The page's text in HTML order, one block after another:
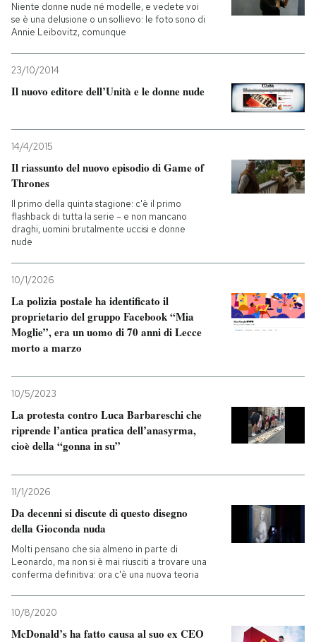
Niente donne nude né modelle, e vedete voi
se è una delusione o un sollievo: le foto sono di
Annie Leibovitz, comunque
23/10/2014
Il nuovo editore dell’Unità e le donne nude
14/4/2015
Il riassunto del nuovo episodio di Game of
Thrones
Il primo della quinta stagione: c'è il primo
flashback di tutta la serie – e non mancano
draghi, uomini brutalmente uccisi e donne
nude
10/1/2026
La polizia postale ha identificato il
proprietario del gruppo Facebook “Mia
Moglie”, era un uomo di 70 anni di Lecce
morto a marzo
10/5/2023
La protesta contro Luca Barbareschi che
riprende l’antica pratica dell’anasyrma,
cioè della “gonna in su”
11/1/2026
Da decenni si discute di questo disegno
della Gioconda nuda
Molti pensano che sia almeno in parte di
Leonardo, ma non si è mai riusciti a trovare una
conferma definitiva: ora c'è una nuova teoria
10/8/2020
McDonald’s ha fatto causa al suo ex CEO